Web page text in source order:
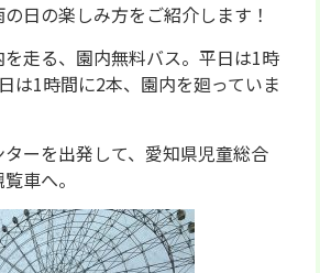
日の楽しみ方をご紹介します！
走る、園内無料バス。平日は1時
は1時間に2本、園内を廻っていま
ーを出発して、愛知県児童総合
車へ。